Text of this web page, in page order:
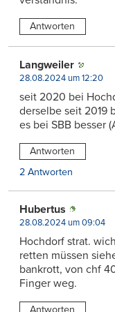
Antworten
Langweiler
28.08.2024 um 12:20
seit 2020 bei
derselbe seit 2019
es bei SBB besser
Antworten
2 Antworten
Hubertus
28.08.2024 um 09:04
Hochdorf strat.
retten müssen
bankrott, von chf
Finger weg.
Antworten